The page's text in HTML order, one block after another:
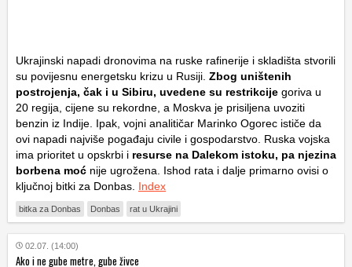
Ukrajinski napadi dronovima na ruske rafinerije i skladišta stvorili
su povijesnu energetsku krizu u Rusiji. Zbog uništenih
postrojenja, čak i u Sibiru, uvedene su restrikcije goriva u
20 regija, cijene su rekordne, a Moskva je prisiljena uvoziti
benzin iz Indije. Ipak, vojni analitičar Marinko Ogorec ističe da
ovi napadi najviše pogađaju civile i gospodarstvo. Ruska vojska
ima prioritet u opskrbi i resurse na Dalekom istoku, pa njezina
borbena moć nije ugrožena. Ishod rata i dalje primarno ovisi o
ključnoj bitki za Donbas. Index
bitka za Donbas Donbas rat u Ukrajini
02.07. (14:00)
Ako i ne gube metre, gube živce